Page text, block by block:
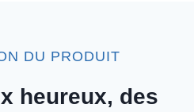
DU PRODUIT
heureux, des